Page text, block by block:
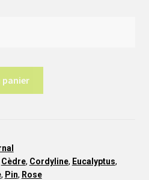
panier
Cèdre, Cordyline, Eucalyptus,
, Pin, Rose